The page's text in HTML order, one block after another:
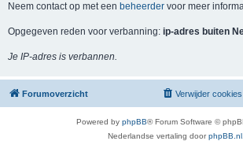
Neem contact op met een beheerder voor meer
Opgegeven reden voor verbanning: ip-adres buiten
Je IP-adres is verbannen.
Forumoverzicht Verwijder cookies
Powered by phpBB® Forum Software ©
Nederlandse vertaling doorphpBB.nl